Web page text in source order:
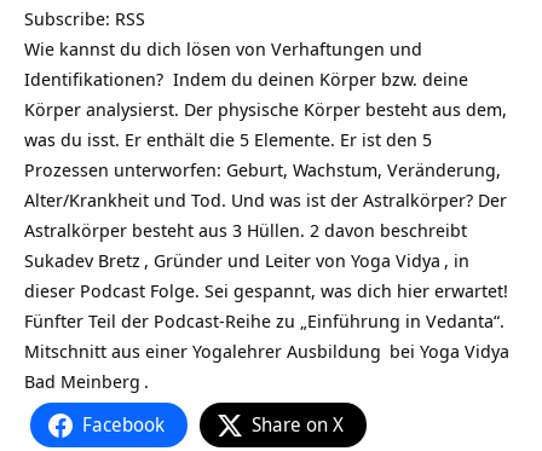
Subscribe: RSS
Wie kannst du dich lösen von Verhaftungen und
Identifikationen? Indem du deinen Körper bzw. deine
Körper analysierst. Der physische Körper besteht aus dem,
was du isst. Er enthält die 5 Elemente. Er ist den 5
Prozessen unterworfen: Geburt, Wachstum, Veränderung,
Alter/Krankheit und Tod. Und was ist der Astralkörper? Der
Astralkörper besteht aus 3 Hüllen. 2 davon beschreibt
Sukadev Bretz , Gründer und Leiter von Yoga Vidya , in
dieser Podcast Folge. Sei gespannt, was dich hier erwartet!
Fünfter Teil der Podcast-Reihe zu „Einführung in Vedanta“.
Mitschnitt aus einer Yogalehrer Ausbildung bei Yoga Vidya
Bad Meinberg .
Facebook Share on X